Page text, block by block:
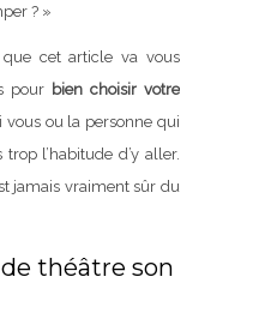
? »
que cet article va vous
pour bien choisir votre
vous ou la personne qui
l’habitude d’y aller.
jamais vraiment sûr du
théâtre son